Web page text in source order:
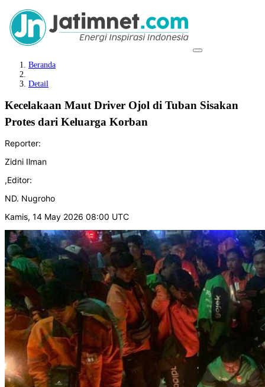
Beranda
Detail
Kecelakaan Maut Driver Ojol di Tuban Sisakan
Protes dari Keluarga Korban
Reporter:
Zidni Ilman
,Editor:
ND. Nugroho
Kamis, 14 May 2026 08:00 UTC